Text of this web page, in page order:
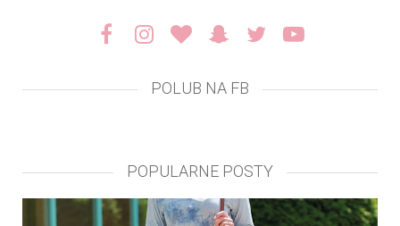
POLUB NA FB
POPULARNE POSTY